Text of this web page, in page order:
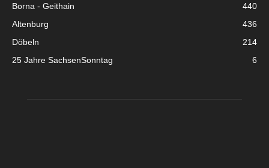
Borna - Geithain
440
Altenburg
436
Döbeln
214
25 Jahre SachsenSonntag
6